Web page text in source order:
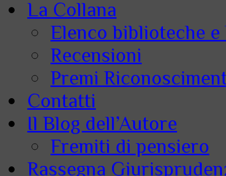
La Collana
Elenco biblioteche
Recensioni
Premi
Contatti
Il Blog dell’Autore
Fremiti di pensiero
Rassegna